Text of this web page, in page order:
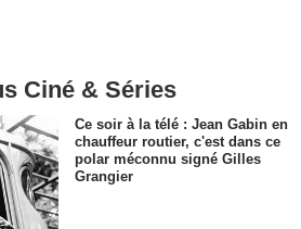
Ciné & Séries
Ce soir à la télé : Jean Gabin en
chauffeur routier, c'est dans ce
polar méconnu signé Gilles
Grangier